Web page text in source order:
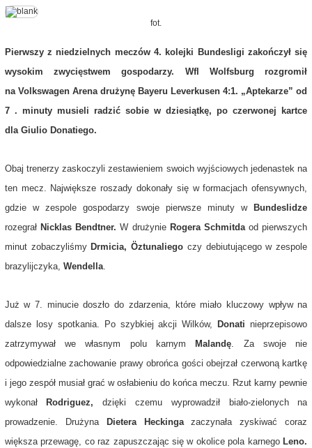
fot.
Pierwszy z niedzielnych meczów 4. kolejki Bundesligi zakończył się
wysokim zwycięstwem gospodarzy. Wfl Wolfsburg rozgromił
na Volkswagen Arena drużynę Bayeru Leverkusen 4:1. „Aptekarze” od
7 . minuty musieli radzić sobie w dziesiątkę, po czerwonej kartce
dla Giulio Donatiego.
Obaj trenerzy zaskoczyli zestawieniem swoich wyjściowych jedenastek na
ten mecz. Największe roszady dokonały się w formacjach ofensywnych,
gdzie w zespole gospodarzy swoje pierwsze minuty w
Bundeslidze
rozegrał Nicklas Bendtner.W drużynie Rogera Schmitdaod pierwszych
minut zobaczyliśmy Drmicia, Öztunaliego czy debiutującego w zespole
brazylijczyka, Wendella.
Już w 7. minucie doszło do zdarzenia, które miało kluczowy wpływ na
dalsze losy spotkania. Po szybkiej akcji Wilków,
Donati nieprzepisowo
zatrzymywał we własnym polu karnym
Malandę. Za swoje nie
odpowiedzialne zachowanie prawy obrońca gości obejrzał czerwoną kartkę
i jego zespół musiał grać w osłabieniu do końca meczu. Rzut karny pewnie
wykonał
Rodriguez,dzięki czemu wyprowadził biało-zielonych na
prowadzenie. Drużyna
Dietera Heckingazaczynała zyskiwać coraz
większa przewagę, co raz zapuszczając się w okolice pola karnegoLeno.